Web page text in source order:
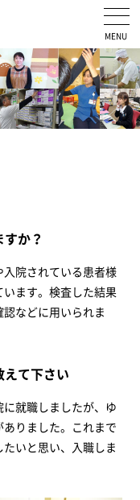
か？
院されている患者様
ます。検査した結果
などに用いられま
て下さい
就職しましたが、ゆ
りました。これまで
いと思い、入職しま